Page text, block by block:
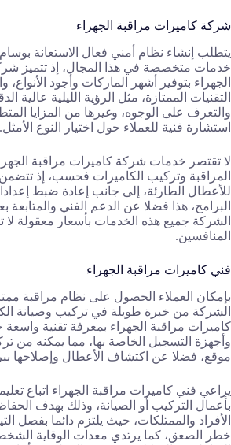
شركة كاميرات مراقبة الجهراء
يتطلب إنشاء نظام أمني فعال الاستعانة
خدمات متخصصة في هذا المجال، إذ تتميز
الجهراء بتوفير أشهر الماركات وأجود الأنواع،
التقنيات الممتازة، مثل الرؤية الليلية عالية
والتعرف على الوجوه، وغيرها من المزايا
استشارة فنية للعملاء حول اختيار النوع الأمثل.
لا تقتصر خدمات شركة كاميرات مراقبة
المراقبة وتركيب الكاميرات فحسب، إذ
للأعطال الطارئة، إلى جانب إعادة ضبط
البرامج، هذا فضلا عن الدعم الفني والمتابعة
الشركة جميع هذه الخدمات بأسعار معقولة لا
المنافسين.
فني كاميرات مراقبة الجهراء
بإمكان العملاء الحصول على نظام مراقبة
الشركة من خبرة طويلة في تركيب وصيانة
كاميرات مراقبة الجهراء بمعرفة تقنية واسعة
وأجهزة التسجيل الخاصة بها، مما يمكنه من
موقع، فضلا عن اكتشاف الأعطال وإصلاحها
يراعي فني كاميرات مراقبة الجهراء اتباع
بأعمال التركيب أو الصيانة، وذلك بهدف
الأفراد والممتلكات، حيث يلتزم دائما بفصل
خطر الصعق، كما يرتدي معدات الوقاية